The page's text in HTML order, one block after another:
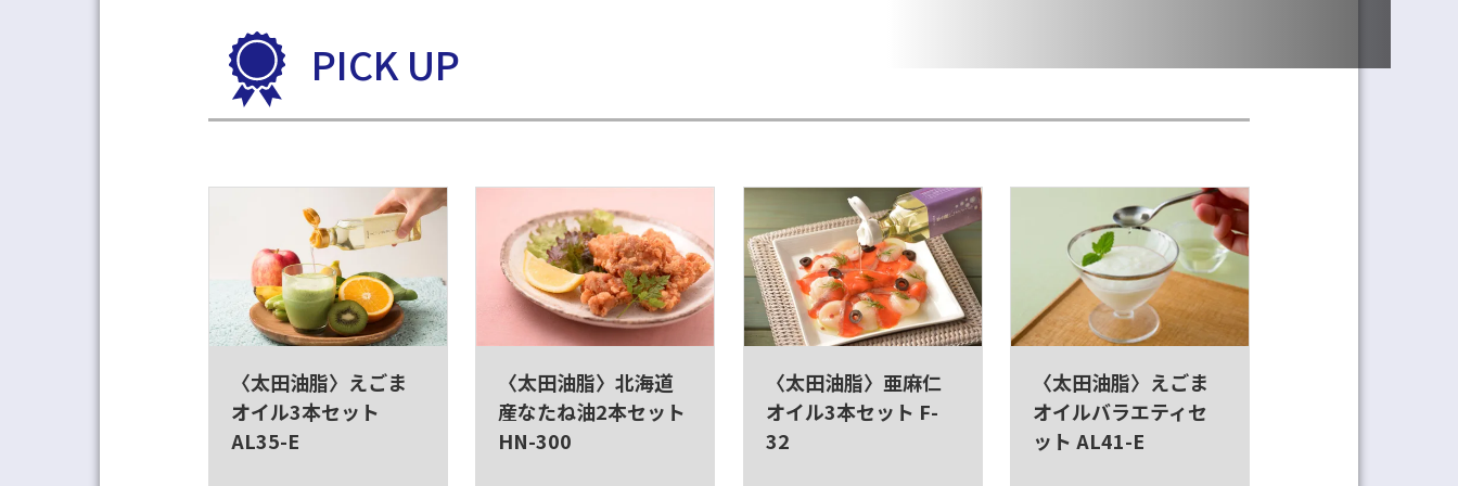
PICK UP
〈太田油脂〉えごま
オイル3本セット
AL35-E
〈太田油脂〉北海道
産なたね油2本セット
HN-300
〈太田油脂〉亜麻仁
オイル3本セット F-
32
〈太田油脂〉えごま
オイルバラエティセ
ット AL41-E